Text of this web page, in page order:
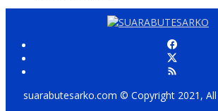
suarabutesarko.com © Copyright 2021, All